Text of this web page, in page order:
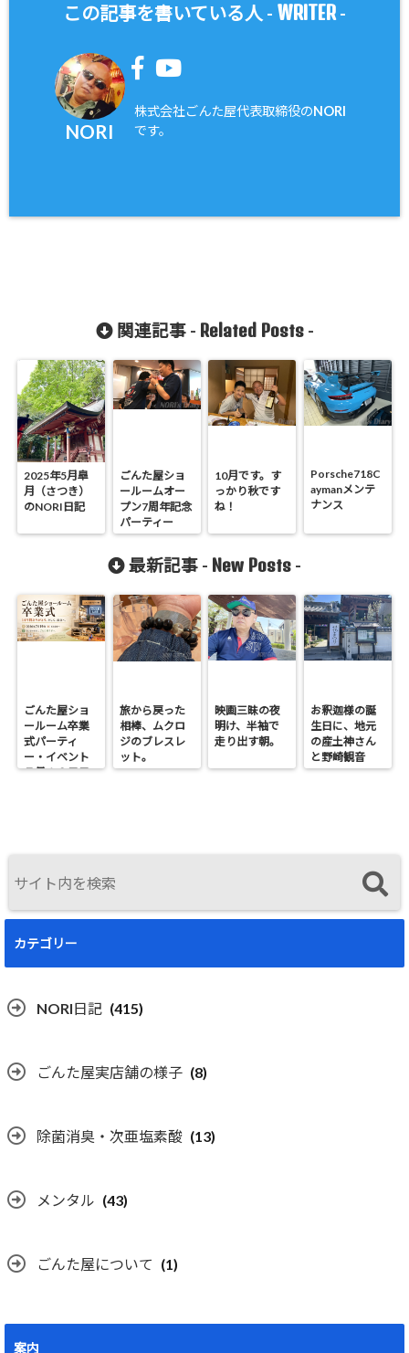
この記事を書いている人 - WRITER-
NORI
株式会社ごんた屋代表取締役のNORI
です。
関連記事 - Related Posts-
2025年5月皐
月（さつき）
のNORI日記
ごんた屋ショ
ールームオー
プン7周年記念
パーティー
10月です。す
っかり秋です
ね！
Porsche718C
aymanメンテ
ナンス
最新記事 - New Posts -
ごんた屋ショ
ールーム卒業
式パーティ
ー・イベント
７月１９日日
旅から戻った
相棒、ムクロ
ジのブレスレ
ット。
映画三昧の夜
明け、半袖で
走り出す朝。
お釈迦様の誕
生日に、地元
の産土神さん
と野崎観音
へ。
カテゴリー
NORI日記 (415)
ごんた屋実店舗の様子 (8)
除菌消臭・次亜塩素酸 (13)
メンタル (43)
ごんた屋について (1)
案内